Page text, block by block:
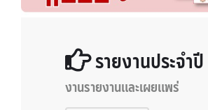
รายงานประจำปี
งานรายงานและเผยแพร่